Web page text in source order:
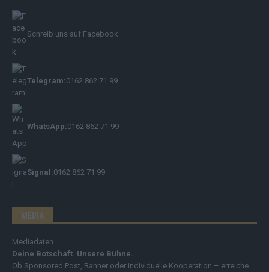
Schreib uns auf Facebook
Telegram:0162 862 71 99
WhatsApp:0162 862 71 99
Signal:0162 862 71 99
MEDIA
Mediadaten
Deine Botschaft. Unsere Bühne.
Ob Sponsored Post, Banner oder individuelle Kooperation – erreiche